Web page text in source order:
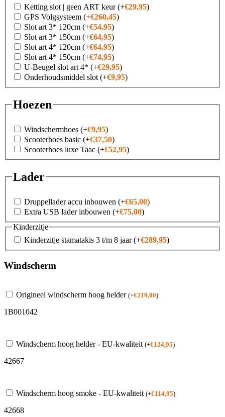
Ketting slot | geen ART keur(+€29,95)
GPS Volgsysteem (+€260,45)
Slot art 3* 120cm (+€54,95)
Slot art 3* 150cm (+€64,95)
Slot art 4* 120cm (+€64,95)
Slot art 4* 150cm (+€74,95)
U-Beugel slot art 4* (+€29,95)
Onderhoudsmiddel slot (+€9,95)
Hoezen
Windschermhoes (+€9,95)
Scooterhoes basic (+€37,50)
Scooterhoes luxe Taac (+€52,95)
Lader
Druppellader accu inbouwen (+€65,00)
Extra USB lader inbouwen (+€75,00)
Kinderzitje
Kinderzitje stamatakis 3 t/m 8 jaar(+€289,95)
Windscherm
Origineel windscherm hoog helder (+€219,00)
1B001042
Windscherm hoog helder - EU-kwaliteit (+€124,95)
42667
Windscherm hoog smoke - EU-kwaliteit (+€114,95)
42668